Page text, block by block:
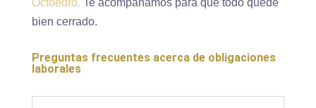
Octoedro. Te acompañamos para que todo quede
bien cerrado.
Preguntas frecuentes acerca de obligaciones
laborales